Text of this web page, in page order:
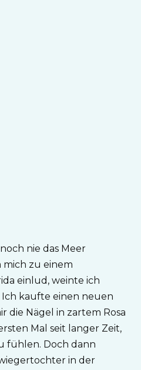
nie das Meer
mich zu einem
einlud, weinte ich
kaufte einen neuen
die Nägel in zartem Rosa
Mal seit langer Zeit,
fühlen. Doch dann
in der